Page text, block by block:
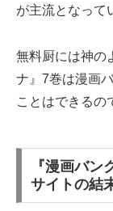
が主流となって
無料厨には神の
ナ』7巻は漫画
ことはできるの
『漫画バ
サイトの結